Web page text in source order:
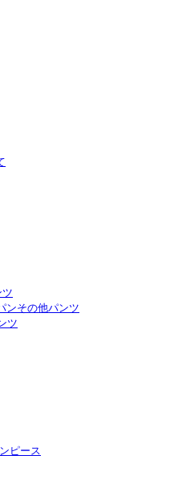
ンその他パンツ
ツ
ピース